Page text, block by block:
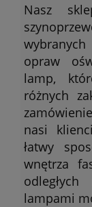
Nasz
opraw
lamp,
różnych
nasi
łatwy
wnętrza
lampami